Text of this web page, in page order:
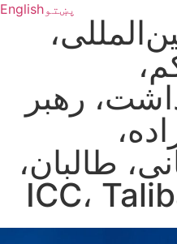
پښتوEnglish
رهبر
طالبان،